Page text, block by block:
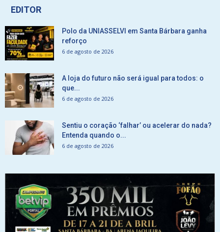
EDITOR
Polo da UNIASSELVI em Santa Bárbara ganha
reforço
6 de agosto de 2026
A loja do futuro não será igual para todos: o
que...
6 de agosto de 2026
Sentiu o coração ‘falhar’ ou acelerar do nada?
Entenda quando o...
6 de agosto de 2026